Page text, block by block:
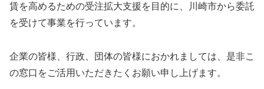
賃を高めるための受注拡大支援を目的に、川崎市から委託
を受けて事業を行っています。
企業の皆様、行政、団体の皆様におかれましては、是非こ
の窓口をご活用いただきたくお願い申し上げます。